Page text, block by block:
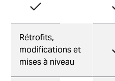
Rétrofits,
modifications et
mises à niveau